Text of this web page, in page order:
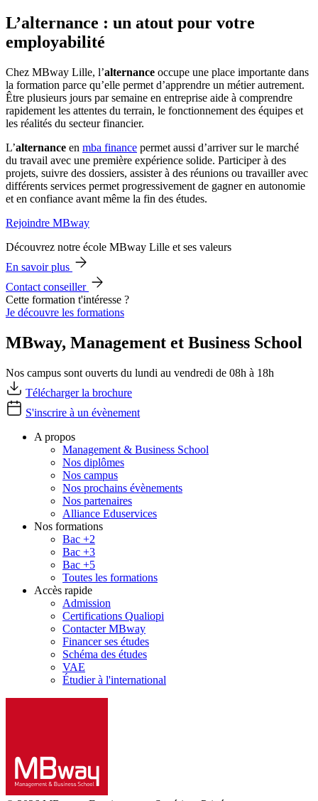
L’alternance : un atout pour votre
employabilité
Chez MBway Lille, l’alternance occupe une place importante dans
la formation parce qu’elle permet d’apprendre un métier autrement.
Être plusieurs jours par semaine en entreprise aide à comprendre
rapidement les attentes du terrain, le fonctionnement des équipes et
les réalités du secteur financier.
L’alternance en mba finance permet aussi d’arriver sur le marché
du travail avec une première expérience solide. Participer à des
projets, suivre des dossiers, assister à des réunions ou travailler avec
différents services permet progressivement de gagner en autonomie
et en confiance avant même la fin des études.
Rejoindre MBway
Découvrez notre école MBway Lille et ses valeurs
En savoir plus
Contact conseiller
Cette formation t'intéresse ?
Je découvre les formations
MBway, Management et Business School
Nos campus sont ouverts du lundi au vendredi de 08h à 18h
Télécharger la brochure
S'inscrire à un évènement
A propos
Management & Business School
Nos diplômes
Nos campus
Nos prochains évènements
Nos partenaires
Alliance Eduservices
Nos formations
Bac +2
Bac +3
Bac +5
Toutes les formations
Accès rapide
Admission
Certifications Qualiopi
Contacter MBway
Financer ses études
Schéma des études
VAE
Étudier à l'international